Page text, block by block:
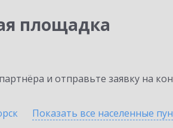
площадка
и отправьте заявку на
Показать все населенные